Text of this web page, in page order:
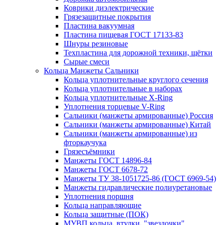
Коврики диэлектрические
Грязезащитные покрытия
Пластина вакуумная
Пластина пищевая ГОСТ 17133-83
Шнуры резиновые
Техпластина для дорожной техники, щётки
Сырые смеси
Кольца Манжеты Сальники
Кольца уплотнительные круглого сечения
Кольца уплотнительные в наборах
Кольца уплотнительные Х-Ring
Уплотнения торцевые V-Ring
Сальники (манжеты армированные) Россия
Сальники (манжеты армированные) Китай
Сальники (манжеты армированные) из
фторкаучука
Грязесъёмники
Манжеты ГОСТ 14896-84
Манжеты ГОСТ 6678-72
Манжеты ТУ 38-1051725-86 (ГОСТ 6969-54)
Манжеты гидравлические полиуретановые
Уплотнения поршня
Кольца направляющие
Кольца защитные (ПОК)
МУВП кольца, втулки, "звездочки"